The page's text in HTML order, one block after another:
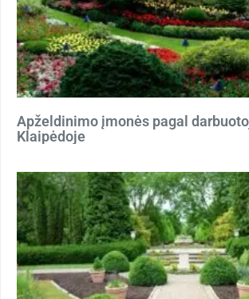
Apželdinimo įmonės pagal
Klaipėdoje